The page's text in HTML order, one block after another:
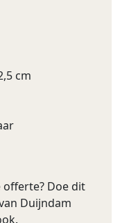
cm
Doe dit
Duijndam